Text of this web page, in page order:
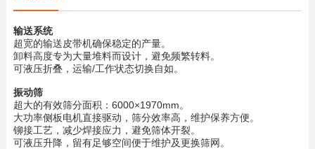
输送系统
超宽的输送皮带机确保稳定的产量。
卸料高度专为大量堆料而设计，避免频繁转料。
可液压折叠，运输/工作状态切换自如。
振动筛
超大的有效筛分面积：6000×1970mm。
大功率侧板电机直接驱动，筛分效率高，维护保养方便。
铆接工艺，减少焊接应力，避免筛体开裂。
可液压升降，留有足够空间便于维护及更换筛网。